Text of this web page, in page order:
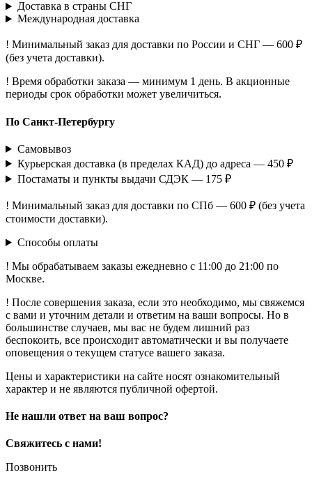
Доставка в страны СНГ
Международная доставка
! Минимальный заказ для доставки по России и СНГ — 600 ₽
(без учета доставки).
! Время обработки заказа — минимум 1 день. В акционные
периоды срок обработки может увеличиться.
По Санкт-Петербургу
Самовывоз
Курьерская доставка (в пределах КАД) до адреса — 450 ₽
Постаматы и пункты выдачи СДЭК — 175 ₽
! Минимальный заказ для доставки по СПб — 600 ₽ (без учета
стоимости доставки).
Способы оплаты
! Мы обрабатываем заказы ежедневно с 11:00 до 21:00 по
Москве.
! После совершения заказа, если это необходимо, мы свяжемся
с вами и уточним детали и ответим на ваши вопросы. Но в
большинстве случаев, мы вас не будем лишний раз
беспокоить, все происходит автоматически и вы получаете
оповещения о текущем статусе вашего заказа.
Цены и характеристики на сайте носят ознакомительный
характер и не являются публичной офертой.
Не нашли ответ на ваш вопрос?
Свяжитесь с нами!
Позвонить